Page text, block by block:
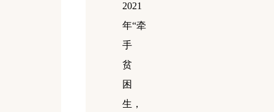
2021
年“牵
手
贫
困
生，